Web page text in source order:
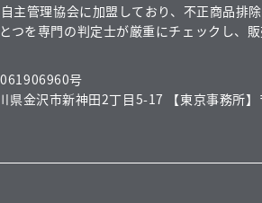
主管理協会に加盟しており、不正商品排
つを専門の判定士が厳重にチェックし、
号
県金沢市新神田2丁目5-17
【東京事務所